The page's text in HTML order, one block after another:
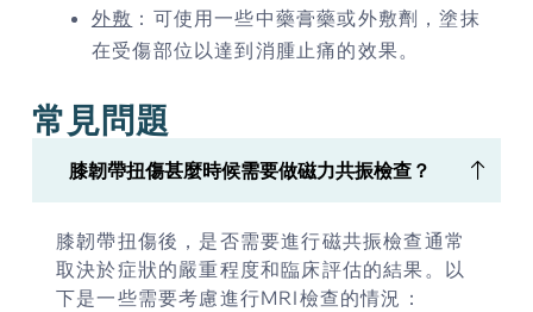
外敷 ：可使用一些中藥膏藥或外敷劑，塗抹
在受傷部位以達到消腫止痛的效果。
常見問題
膝韌帶扭傷甚麼時候需要做磁力共振檢查？
膝韌帶扭傷後，是否需要進行磁共振檢查通常
取決於症狀的嚴重程度和臨床評估的結果。以
下是一些需要考慮進行MRI檢查的情況：